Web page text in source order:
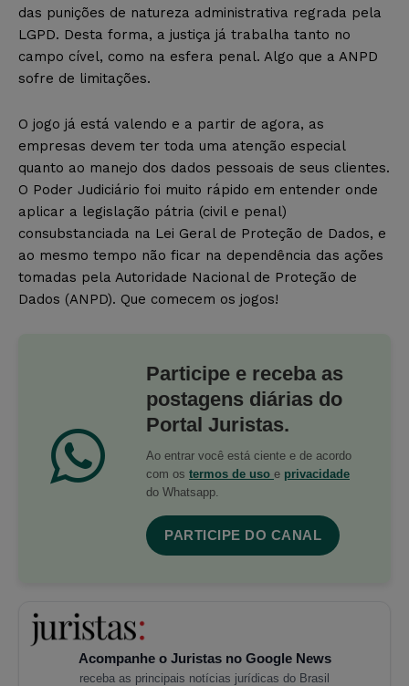
das punições de natureza administrativa regrada pela
LGPD. Desta forma, a justiça já trabalha tanto no
campo cível, como na esfera penal. Algo que a ANPD
sofre de limitações.
O jogo já está valendo e a partir de agora, as
empresas devem ter toda uma atenção especial
quanto ao manejo dos dados pessoais de seus clientes.
O Poder Judiciário foi muito rápido em entender onde
aplicar a legislação pátria (civil e penal)
consubstanciada na Lei Geral de Proteção de Dados, e
ao mesmo tempo não ficar na dependência das ações
tomadas pela Autoridade Nacional de Proteção de
Dados (ANPD). Que comecem os jogos!
Participe e receba as
postagens diárias do
Portal Juristas.
Ao entrar você está ciente e de acordo
com os termos de uso e privacidade
do Whatsapp.
PARTICIPE DO CANAL
Acompanhe o Juristas no Google News
receba as principais notícias jurídicas do Brasil